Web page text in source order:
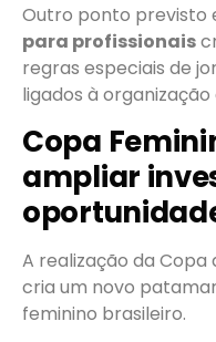
Outro ponto previsto
para profissionais
regras especiais de
ligados à
Copa
ampliar
A realização da Copa
cria um novo
feminino brasileiro.